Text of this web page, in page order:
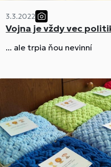
3.3.2022
Vojna je vždy vec
... ale trpia ňou nevinní